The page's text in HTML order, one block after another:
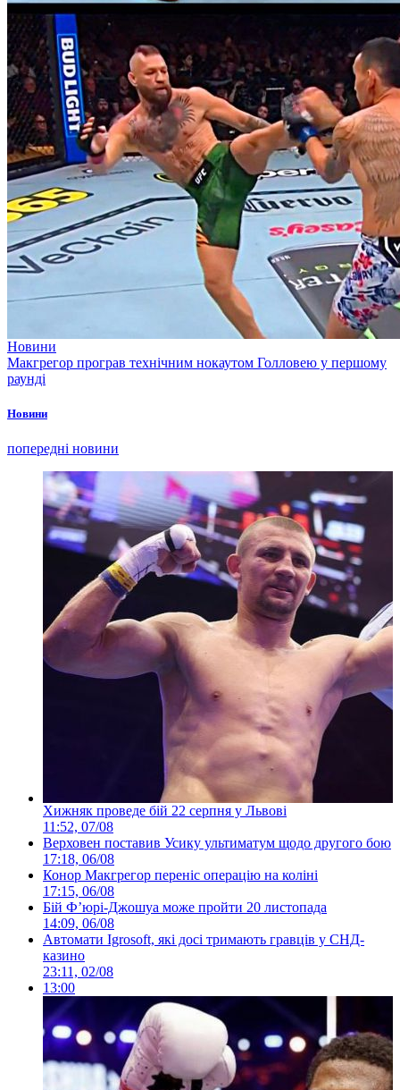
Новини
Макгрегор програв технічним нокаутом Голловею у першому
раунді
Новини
попередні новини
Хижняк проведе бій 22 серпня у Львові
11:52, 07/08
Верховен поставив Усику ультиматум щодо другого бою
17:18, 06/08
Конор Макгрегор переніс операцію на коліні
17:15, 06/08
Бій Ф’юрі-Джошуа може пройти 20 листопада
14:09, 06/08
Автомати Igrosoft, які досі тримають гравців у СНД-
казино
23:11, 02/08
13:00